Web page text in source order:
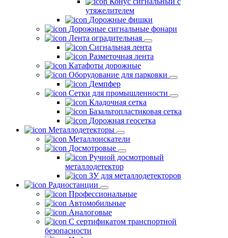
утяжелителем
Дорожные фишки
Дорожные сигнальные фонари
Лента оградительная
Сигнальная лента
Разметочная лента
Катафоты дорожные
Оборудование для парковки
Демпфер
Сетки для промышленности
Кладочная сетка
Базальтопластиковая сетка
Дорожная геосетка
Металлодетекторы
Металлоискатели
Досмотровые
Ручной досмотровый
металлодетектор
ЗУ для металлодетекторов
Радиостанции
Профессиональные
Автомобильные
Аналоговые
С сертификатом транспортной
безопасности